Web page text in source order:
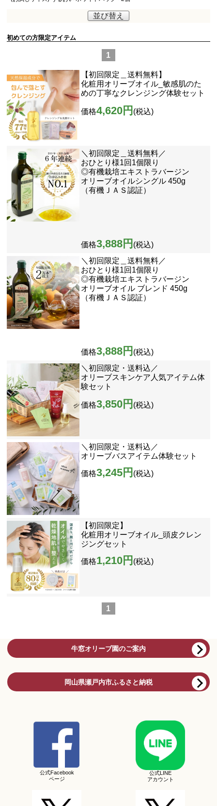
並び替え
初めての方限定アイテム
1
【初回限定＿送料無料】
化粧用オリーブオイル_敏感肌のた
めの丁寧なクレンジング体験セット
価格4,620円 (税込)
＼初回限定＿送料無料／
おひとり様1回1個限り
◎有機栽培エキストラバージン
オリーブオイルシングル 450g
（有機ＪＡＳ認証）
価格3,888円 (税込)
＼初回限定＿送料無料／
おひとり様1回1個限り
◎有機栽培エキストラバージン
オリーブオイル ブレンド 450g
（有機ＪＡＳ認証）
価格3,888円 (税込)
＼初回限定・送料込／
オリーブスキンケア人気アイテム体
験セット
価格3,850円 (税込)
＼初回限定・送料込／
オリーブバスアイテム体験セット
価格3,245円 (税込)
【初回限定】
化粧用オリーブオイル_頭皮クレン
ジングセット
価格1,210円 (税込)
1
牛窓オリーブ園のご案内
岡山県瀬戸内市ふるさと納税
公式Facebook
ページ
公式LINE
アカウント